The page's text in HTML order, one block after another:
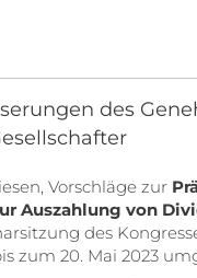
des
Vorschläge zur
Auszahlung von
des
zum 20. Mai 2023